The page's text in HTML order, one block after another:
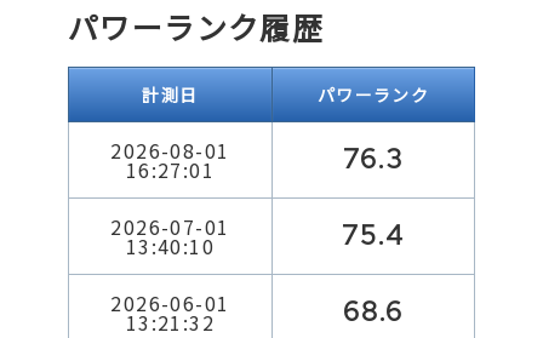
パワーランク履歴
計測日 パワーランク
2026-08-01
16:27:01 76.3
2026-07-01
13:40:10 75.4
2026-06-01
13:21:32 68.6